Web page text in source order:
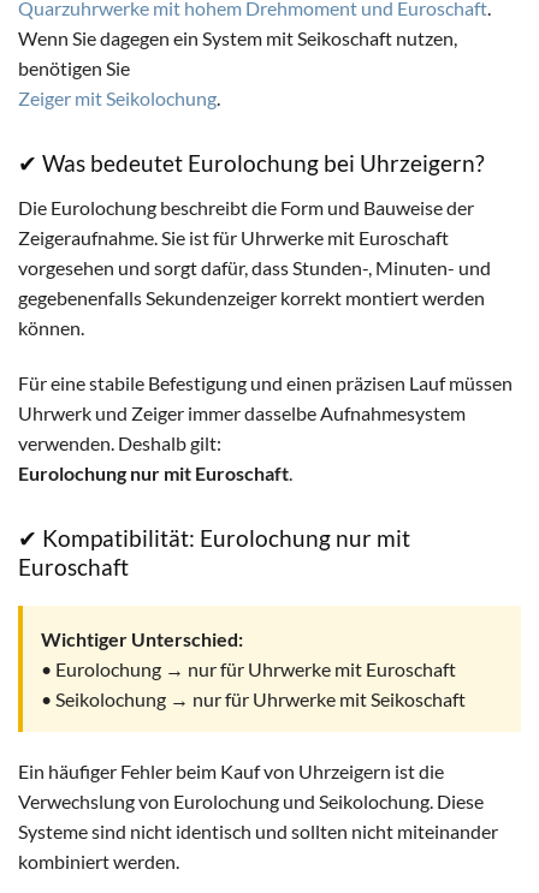
Quarzuhrwerke mit hohem Drehmoment und Euroschaft.
Wenn Sie dagegen ein System mit Seikoschaft nutzen,
benötigen Sie
Zeiger mit Seikolochung.
✔ Was bedeutet Eurolochung bei Uhrzeigern?
Die Eurolochung beschreibt die Form und Bauweise der
Zeigeraufnahme. Sie ist für Uhrwerke mit Euroschaft
vorgesehen und sorgt dafür, dass Stunden-, Minuten- und
gegebenenfalls Sekundenzeiger korrekt montiert werden
können.
Für eine stabile Befestigung und einen präzisen Lauf müssen
Uhrwerk und Zeiger immer dasselbe Aufnahmesystem
verwenden. Deshalb gilt:
Eurolochung nur mit Euroschaft.
✔ Kompatibilität: Eurolochung nur mit
Euroschaft
Wichtiger Unterschied:
• Eurolochung → nur für Uhrwerke mit Euroschaft
• Seikolochung → nur für Uhrwerke mit Seikoschaft
Ein häufiger Fehler beim Kauf von Uhrzeigern ist die
Verwechslung von Eurolochung und Seikolochung. Diese
Systeme sind nicht identisch und sollten nicht miteinander
kombiniert werden.